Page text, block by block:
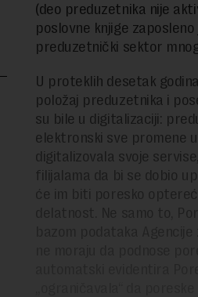
(deo preduzetnika nije
poslovne knjige
preduzetnički sektor
U proteklih desetak
položaj preduzetnika i
su bile u digitalizaciji:
elektronski sve promene
digitalizovala svoje
filijalama da bi se dobio
će im biti poresko